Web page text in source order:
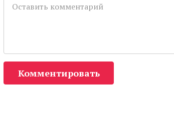
Комментировать